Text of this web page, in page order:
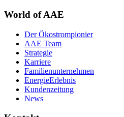
World of AAE
Der Ökostrompionier
AAE Team
Strategie
Karriere
Familienunternehmen
EnergieErlebnis
Kundenzeitung
News